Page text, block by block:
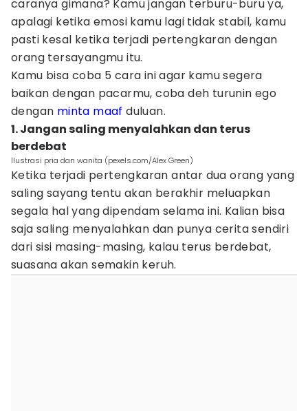
caranya gimana? Kamu jangan terburu-buru ya,
apalagi ketika emosi kamu lagi tidak stabil, kamu
pasti kesal ketika terjadi pertengkaran dengan
orang tersayangmu itu.
Kamu bisa coba 5 cara ini agar kamu segera
baikan dengan pacarmu, coba deh turunin ego
dengan minta maaf duluan.
1. Jangan saling menyalahkan dan terus
berdebat
Ilustrasi pria dan wanita (pexels.com/Alex Green)
Ketika terjadi pertengkaran antar dua orang yang
saling sayang tentu akan berakhir meluapkan
segala hal yang dipendam selama ini. Kalian bisa
saja saling menyalahkan dan punya cerita sendiri
dari sisi masing-masing, kalau terus berdebat,
suasana akan semakin keruh.